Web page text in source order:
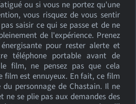
ou si vous ne portez qu'une
vous risquez de vous sentir
saisir ce qui se passe et de ne
de l'expérience. Prenez
pour rester alerte et
téléphone portable avant de
film, ne pensez pas que cela
film est ennuyeux. En fait, ce film
personnage de Chastain. Il ne
ne se plie pas aux demandes des